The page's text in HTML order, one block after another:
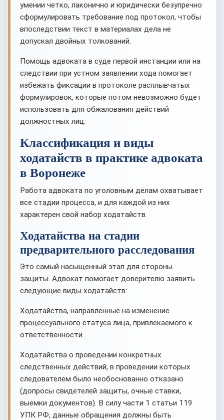
умении четко, лаконично и юридически безупречно
сформулировать требование под протокол, чтобы
впоследствии текст в материалах дела не
допускал двойных толкований.
Помощь адвоката в суде первой инстанции или на
следствии при устном заявлении хода помогает
избежать фиксации в протоколе расплывчатых
формулировок, которые потом невозможно будет
использовать для обжалования действий
должностных лиц.
Классификация и виды
ходатайств в практике адвоката
в Воронеже
Работа адвоката по уголовным делам охватывает
все стадии процесса, и для каждой из них
характерен свой набор ходатайств.
Ходатайства на стадии
предварительного расследования
Это самый насыщенный этап для стороны
защиты. Адвокат помогает доверителю заявить
следующие виды ходатайств:
Ходатайства, направленные на изменение
процессуального статуса лица, привлекаемого к
ответственности.
Ходатайства о проведении конкретных
следственных действий, в проведении которых
следователем было необоснованно отказано
(допросы свидетелей защиты, очные ставки,
выемки документов). В силу части 1 статьи 119
УПК РФ, данные обращения должны быть